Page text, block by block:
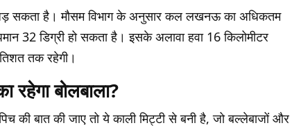
पड़ सकता है। मौसम विभाग के अनुसार कल लखनऊ का अधिकतम
32 डिग्री हो सकता है। इसके अलावा हवा 16 किलोमीटर
तक रहेगी।
बोलबाला?
की बात की जाए तो ये काली मिट्टी से बनी है, जो बल्लेबाजों और